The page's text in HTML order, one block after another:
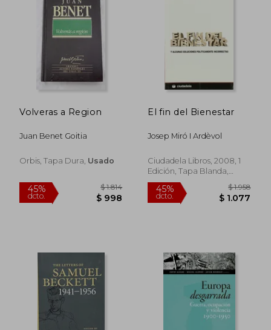
40% 45%
Volveras a Region
Juan Benet Goitia
Orbis, Tapa Dura, Usado
El fin del Bienestar
Josep Miró I Ardèvol
Ciudadela Libros, 2008, 1
Edición, Tapa Blanda,
Usado